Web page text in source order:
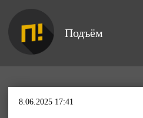
Подъём
8.06.2025 17:41